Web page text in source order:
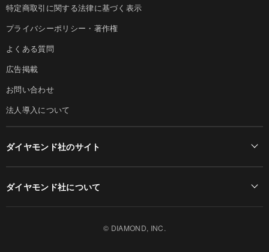
特定商取引に関する法律に基づく表示
プライバシーポリシー・著作権
よくある質問
広告掲載
お問い合わせ
法人導入について
ダイヤモンド社のサイト
ダイヤモンド社について
© DIAMOND, INC.